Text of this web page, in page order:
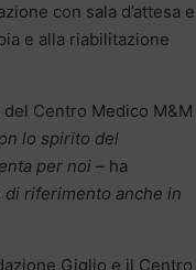
con sala d’attesa e
e alla riabilitazione
del Centro Medico M&M
lo spirito del
per noi – ha
di riferimento anche in
Giglio e il Centro